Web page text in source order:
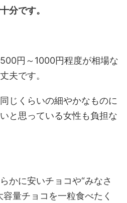
分です。
円～1000円程度が相場な
夫です。
じくらいの細やかなものに
と思っている女性も負担な
かに安いチョコや“みなさ
量チョコを一粒食べたく